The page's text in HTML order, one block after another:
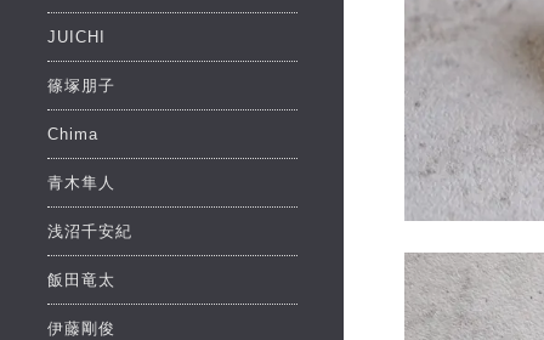
JUICHI
篠塚朋子
Chima
青木隼人
浅沼千安紀
飯田竜太
伊藤剛俊